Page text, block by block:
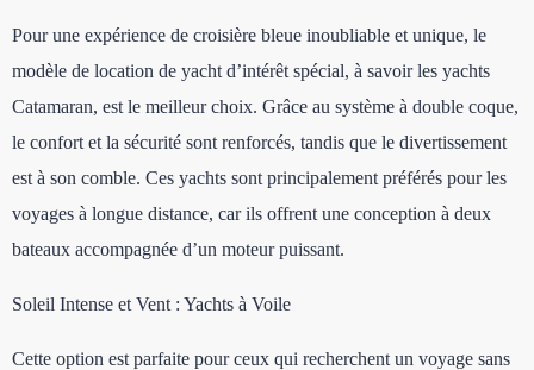
Pour une expérience de croisière bleue inoubliable et unique, le
modèle de location de yacht d’intérêt spécial, à savoir les yachts
Catamaran, est le meilleur choix. Grâce au système à double coque,
le confort et la sécurité sont renforcés, tandis que le divertissement
est à son comble. Ces yachts sont principalement préférés pour les
voyages à longue distance, car ils offrent une conception à deux
bateaux accompagnée d’un moteur puissant.
Soleil Intense et Vent : Yachts à Voile
Cette option est parfaite pour ceux qui recherchent un voyage sans